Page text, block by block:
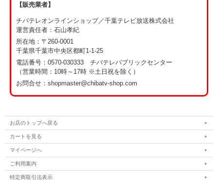
【販売業者】
チバテレオンラインショップ／千葉テレビ放送株式会社
運営責任者：石山孝紀
所在地：〒260-0001
千葉県千葉市中央区都町1-1-25
電話番号： 0570-030333 チバテレパブリックセンター
（営業時間：10時～17時 ※土日祝を除く）
お問合せ：shopmaster@chibatv-shop.com
お店のトップへ戻る
カートを見る
マイページへ
ご利用案内
特定商取引法表示